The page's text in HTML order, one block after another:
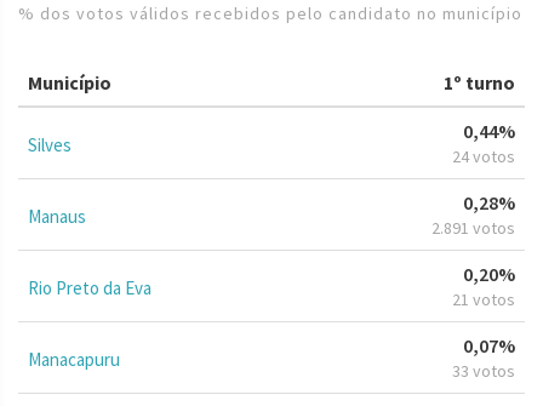
% dos votos válidos recebidos pelo candidato no município
Município 1º turno
Silves
0,44%
24 votos
Manaus
0,28%
2.891 votos
Rio Preto da Eva
0,20%
21 votos
Manacapuru
0,07%
33 votos